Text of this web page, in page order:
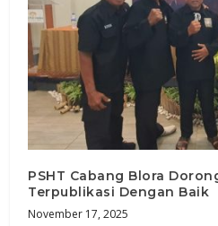
PSHT Cabang Blora
Terpublikasi Dengan Baik
November 17, 2025